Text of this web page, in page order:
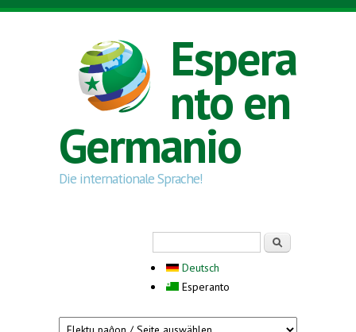
Skip to main content
Espera
nto en
Germanio
Die internationale Sprache!
Deutsch
Esperanto